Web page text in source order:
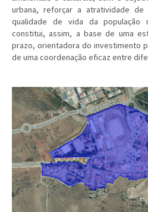
urbana, reforçar a atratividade
qualidade de vida da população
constitui, assim, a base de uma
prazo, orientadora do investimento
de uma coordenação eficaz entre